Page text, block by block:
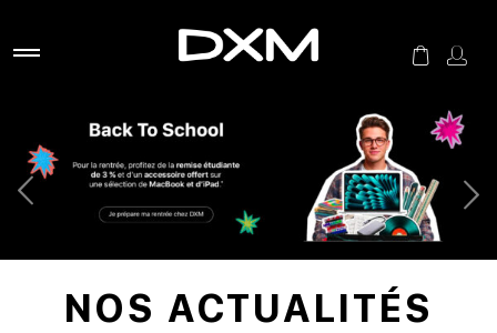
NOS ACTUALITÉS